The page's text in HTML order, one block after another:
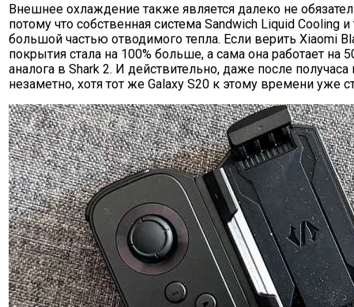
Внешнее охлаждение также является далеко не
потому что собственная система Sandwich Liquid Cooling и
большой частью отводимого тепла. Если верить Xiaomi
покрытия стала на 100% больше, а сама она работает на
аналога в Shark 2. И действительно, даже после получаса
незаметно, хотя тот же Galaxy S20 к этому времени уже